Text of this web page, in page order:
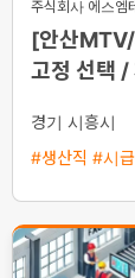
주식회사 에스엠
[안산
고정 선택 /
경기 시흥시
#생산직 #시